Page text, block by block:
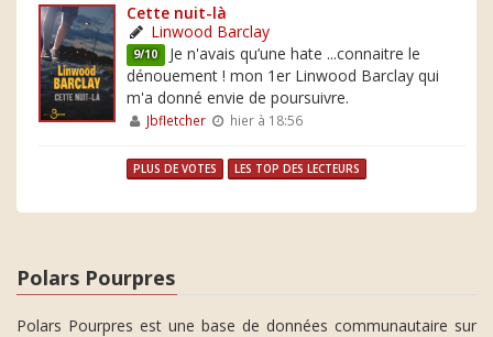
Cette nuit-là
Linwood Barclay
9/10 Je n'avais qu’une hate ...connaitre le
dénouement ! mon 1er Linwood Barclay qui
m'a donné envie de poursuivre.
Jbfletcher hier à 18:56
PLUS DE VOTES LES TOP DES LECTEURS
Polars Pourpres
Polars Pourpres est une base de données communautaire sur